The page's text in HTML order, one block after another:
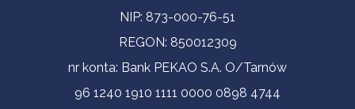
NIP: 873-000-76-51
REGON: 850012309
nr konta: Bank PEKAO S.A. O/Tarnów
96 1240 1910 1111 0000 0898 4744